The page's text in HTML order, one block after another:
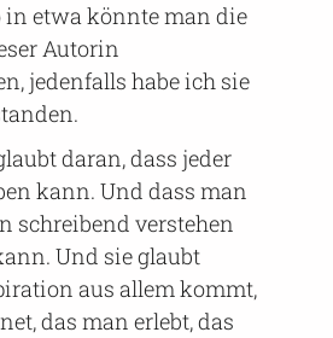
in etwa könnte man die
Autorin
jedenfalls habe ich sie
daran, dass jeder
kann. Und dass man
schreibend verstehen
Und sie glaubt
aus allem kommt,
das man erlebt, das